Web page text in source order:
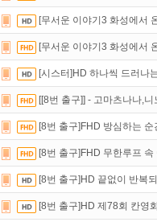
[무서운 이야기3 화성에서
[무서운 이야기3 화성에서
[시스터]HD 하나씩 드러나
[[8번 출구]] - 고마츠나나,
[8번 출구]FHD 방심하는
[8번 출구]FHD 무한루프
[8번 출구]HD 끝없이 반복
[8번 출구]HD 제78회 칸영